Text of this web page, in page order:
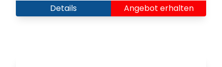
Details Angebot erhalten